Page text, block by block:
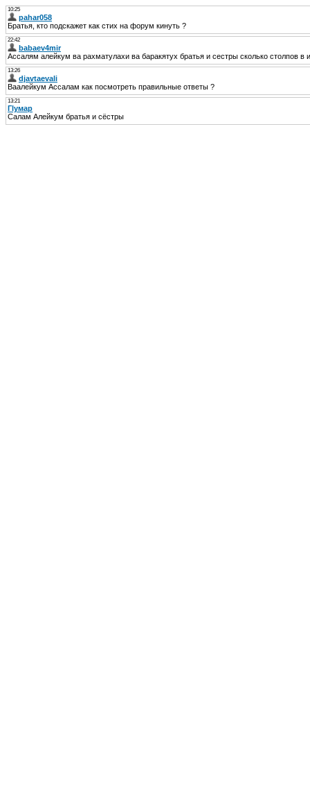
10:25
pahar058
Братья, кто подскажет как стих на форум кинуть ?
22:42
babaev4mir
Ассалям алейкум ва рахматулахи ва баракятух братья и сестры сколько столпов в
13:26
djavtaevali
Ваалейкум Ассалам как посмотреть правильные ответы ?
13:21
Гlумар
Салам Алейкум братья и сёстры